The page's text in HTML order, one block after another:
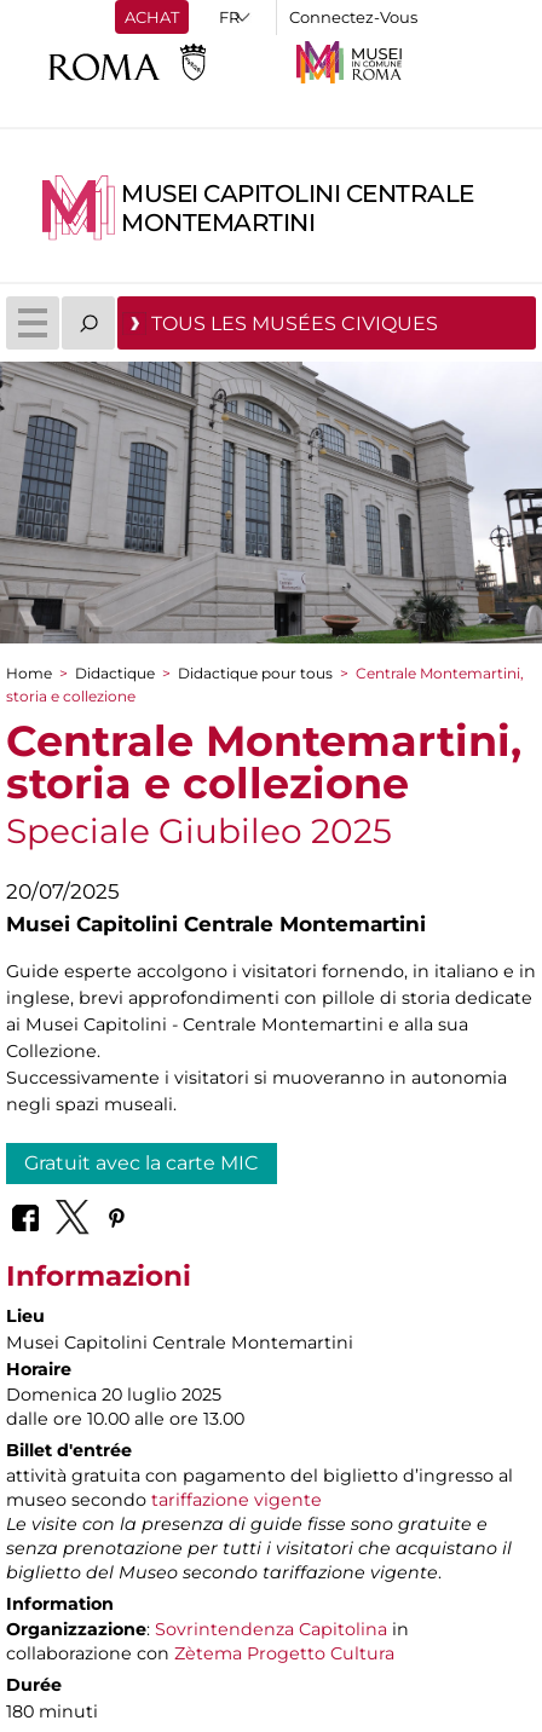
ACHAT Connectez-Vous
MUSEI CAPITOLINI CENTRALE
MONTEMARTINI
TOUS LES MUSÉES CIVIQUES
You are here
Home > Didactique > Didactique pour tous > Centrale Montemartini,
storia e collezione
Centrale Montemartini,
storia e collezione
Speciale Giubileo 2025
20/07/2025
Musei Capitolini Centrale Montemartini
Guide esperte accolgono i visitatori fornendo, in italiano e in
inglese, brevi approfondimenti con pillole di storia dedicate
ai Musei Capitolini - Centrale Montemartini e alla sua
Collezione.
Successivamente i visitatori si muoveranno in autonomia
negli spazi museali.
Gratuit avec la carte MIC
Informazioni
Lieu
Musei Capitolini Centrale Montemartini
Horaire
Domenica 20 luglio 2025
dalle ore 10.00 alle ore 13.00
Billet d'entrée
attività gratuita con pagamento del biglietto d’ingresso al
museo secondo tariffazione vigente
Le visite con la presenza di guide fisse sono gratuite e
senza prenotazione per tutti i visitatori che acquistano il
biglietto del Museo secondo tariffazione vigente.
Information
Organizzazione: Sovrintendenza Capitolina in
collaborazione con Zètema Progetto Cultura
Durée
180 minuti